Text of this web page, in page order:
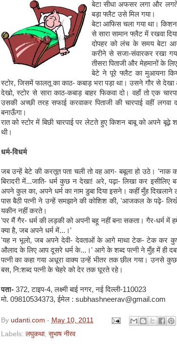
बेटा सीधा अफसर लगा और
बड़ा फ्लैट उसे मिल गया।
बेटा आफिस चला गया था।
से सारा सामान फ्लैट में रखवा
दोपहर को लंच के समय बेटा
करीने से सजा-संवारकर रखा
तीसरा पिताजी और मेहमानों के
बेटे ने पूरे फ्लैट का मुआयना
स्टोर, जिसमें फालतू का काठ- कबाड़ भरा पड़ा था। उसने गौर से
देखो, स्टोर से सारा काठ-कबाड़ बाहर फिकवा दो। वहाँ तो एक
उसकी अच्छी तरह सफाई करवाकर पिताजी की चारपाई वहीं
बनाऊँगा।
रात को स्टोर में बिछी चारपाई पर लेटते हुए किशन बाबू को अपने बूढ़े
थी।
धर्म-विधर्म
जब उन्हें बेटे की करतूत पता चली तो वह आग- बबूला हो उठे। 'नाक
बिरादरी में...जाति- धर्म कुछ न देखा! अरे, पढ़ा- लिखा कर इसीलिए
अपने कुल का, अपने धर्म का नाम डुबा दिया इसने। कहीं मुँह दिखलाने
पास बैठी पत्नी ने उन्हें समझाने की कोशिश की, 'आजकल के पढ़े- लिखे
यकीन नहीं करते।
'पर मैं गैर- धर्म की लड़की को अपनी बहू नहीं बना सकता। गैर-धर्म में
क्या है, जब अपने धर्म में...।'
'यह न भूलो, जब अपने देवी- देवताओं के आगे माथा टेक- टेक कर कुछ
औलाद के लिए आप दूसरे धर्म के...।' आगे के शब्द पत्नी ने मुँह में ही
पत्नी का कहा गया अधूरा वाक्य उन्हें भीतर तक छील गया। उनसे
बस, नि:शब्द पत्नी के चेहरे को देर तक घूरते रहे।
पता-372, टाइप-4, लक्ष्मी बाई नगर, नई दिल्ली-110023
मो. 09810534373, ईमेल : subhashneerav@gmail.com
By udanti.com - May 10, 2011
Labels: लघुकथा, सुभाष नीरव